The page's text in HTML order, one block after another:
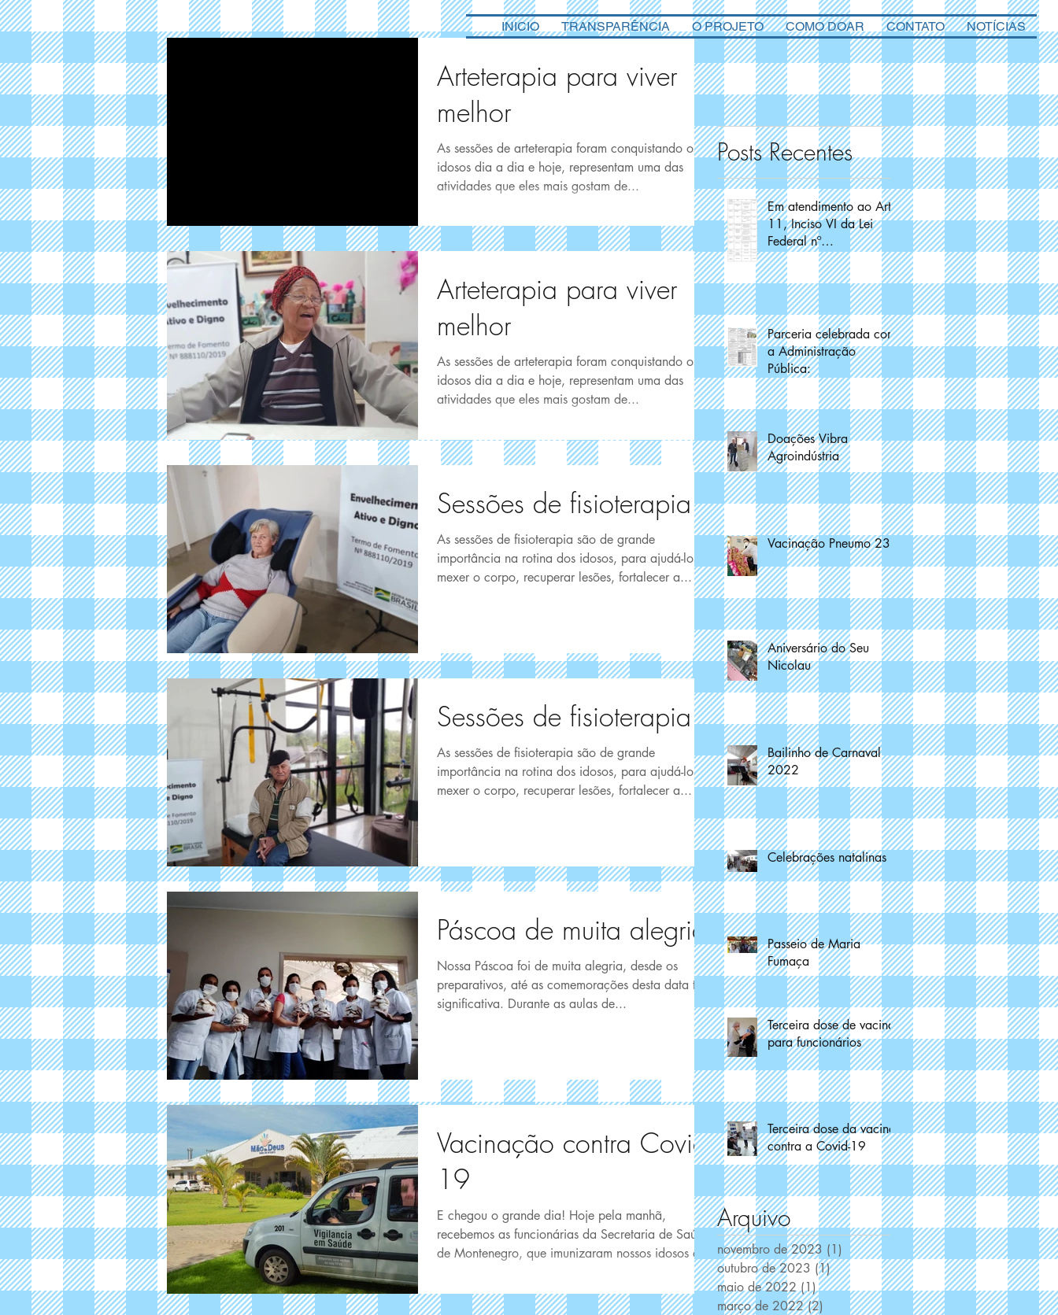
Arteterapia para viver
melhor
As sessões de arteterapia foram conquistando os
idosos dia a dia e hoje, representam uma das
atividades que eles mais gostam de...
Arteterapia para viver
melhor
As sessões de arteterapia foram conquistando os
idosos dia a dia e hoje, representam uma das
atividades que eles mais gostam de...
Sessões de fisioterapia
As sessões de fisioterapia são de grande
importância na rotina dos idosos, para ajudá-los a
mexer o corpo, recuperar lesões, fortalecer a...
Sessões de fisioterapia
As sessões de fisioterapia são de grande
importância na rotina dos idosos, para ajudá-los a
mexer o corpo, recuperar lesões, fortalecer a...
Páscoa de muita alegria
Nossa Páscoa foi de muita alegria, desde os
preparativos, até as comemorações desta data tão
significativa. Durante as aulas de...
Vacinação contra Covid-
19
E chegou o grande dia! Hoje pela manhã,
recebemos as funcionárias da Secretaria de Saúde
de Montenegro, que imunizaram nossos idosos e...
Posts Recentes
Em atendimento ao Art.
11, Inciso VI da Lei
Federal nº
13.019/2014
Parceria celebrada com
a Administração
Pública:
Doações Vibra
Agroindústria
Vacinação Pneumo 23
Aniversário do Seu
Nicolau
Bailinho de Carnaval
2022
Celebrações natalinas
Passeio de Maria
Fumaça
Terceira dose de vacina
para funcionários
Terceira dose da vacina
contra a Covid-19
Arquivo
novembro de 2023 (1) 1 post
outubro de 2023 (1)1 post
maio de 2022 (1)1 post
março de 2022 (2) 2 posts
INICIO TRANSPARÊNCIA O PROJETO COMO DOAR CONTATO NOTÍCIAS